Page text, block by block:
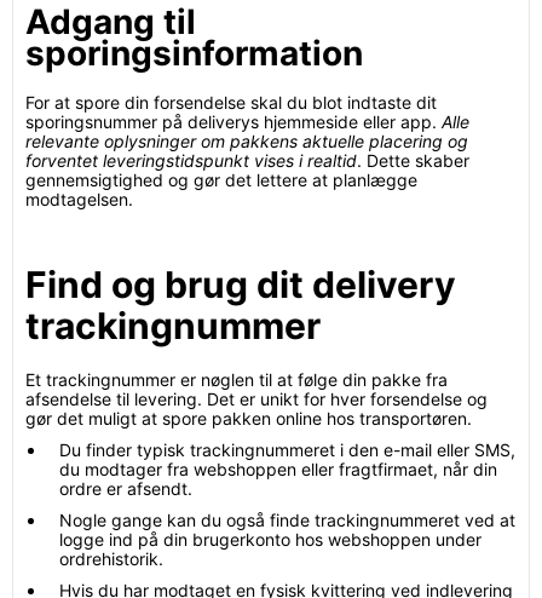
Adgang til
sporingsinformation
For at spore din forsendelse skal du blot indtaste dit
sporingsnummer på deliverys hjemmeside eller app. Alle
relevante oplysninger om pakkens aktuelle placering og
forventet leveringstidspunkt vises i realtid. Dette skaber
gennemsigtighed og gør det lettere at planlægge
modtagelsen.
Find og brug dit delivery
trackingnummer
Et trackingnummer er nøglen til at følge din pakke fra
afsendelse til levering. Det er unikt for hver forsendelse og
gør det muligt at spore pakken online hos transportøren.
Du finder typisk trackingnummeret i den e-mail eller SMS,
du modtager fra webshoppen eller fragtfirmaet, når din
ordre er afsendt.
Nogle gange kan du også finde trackingnummeret ved at
logge ind på din brugerkonto hos webshoppen under
ordrehistorik.
Hvis du har modtaget en fysisk kvittering ved indlevering